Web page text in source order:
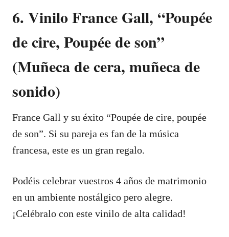
6. Vinilo France Gall, “Poupée
de cire, Poupée de son”
(Muñeca de cera, muñeca de
sonido)
France Gall y su éxito “Poupée de cire, poupée
de son”. Si su pareja es fan de la música
francesa, este es un gran regalo.
Podéis celebrar vuestros 4 años de matrimonio
en un ambiente nostálgico pero alegre.
¡Celébralo con este vinilo de alta calidad!